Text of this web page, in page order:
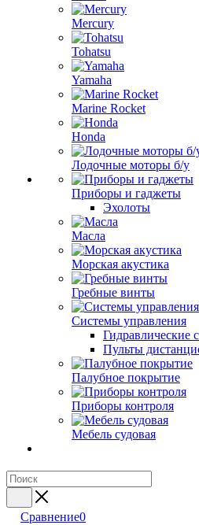
Mercury
Tohatsu
Yamaha
Marine Rocket
Honda
Лодочные моторы б/у
Приборы и гаджеты
Эхолоты
Масла
Морская акустика
Гребные винты
Системы управления
Гидравлические
Пульты
Палубное покрытие
Приборы контроля
Мебель судовая
Сравнение0